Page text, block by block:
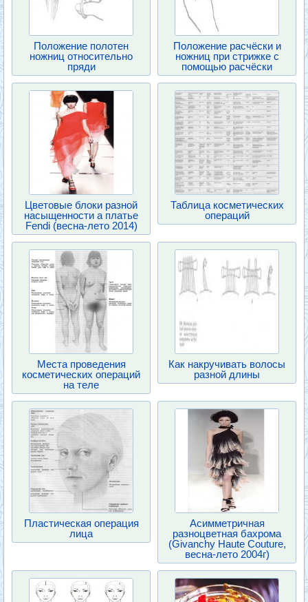
Положение полотен
ножниц относительно
пряди
Положение расчёски и
ножниц при стрижке с
помощью расчёски
Цветовые блоки разной
насыщенности а платье
Fendi (весна-лето 2014)
Таблица косметических
операций
Места проведения
косметических операций
на теле
Как накручивать волосы
разной длины
Пластическая операция
лица
Асимметричная
разноцветная бахрома
(Givanchy Haute Couture,
весна-лето 2004г)